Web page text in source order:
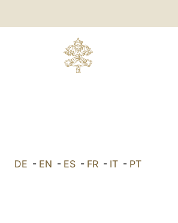
DE - EN - ES - FR - IT - PT